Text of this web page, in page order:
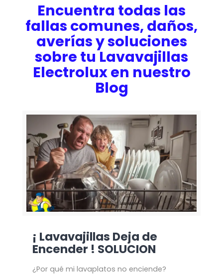
Encuentra todas las
fallas comunes, daños,
averías y soluciones
sobre tu Lavavajillas
Electrolux en nuestro
Blog
¡ Lavavajillas Deja de
Encender ! SOLUCION
¿Por qué mi lavaplatos no enciende?